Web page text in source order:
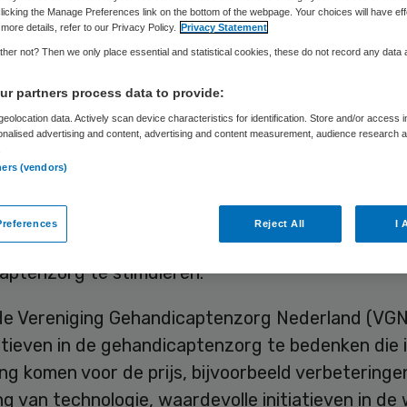
Skipr Redactie 16 april 2012,12:34 29 keer gelezen
professionals en cliëntenraden in de
kunnen tot 30 juni succesvolle
2012. De prijs, die dit jaar wordt uitgereikt
VG, heeft tot doel om
te stimuleren.
Vereniging Gehandicaptenzorg Nederland
in de gehandicaptenzorg te bedenken die
komen voor de prijs, bijvoorbeeld
van technologie, waardevolle initiatieven in de
the Manage Preferences link on the bottom of the webpage. Your choices will have
details, refer to our Privacy Policy. Privacy Statement
not? Then we only place essential and statistical cookies, these do not record any data
partners process data to provide:
data. Actively scan device characteristics for identification. Store and/or access
advertising and content, advertising and content measurement, audience research
(vendors)
Reject All I